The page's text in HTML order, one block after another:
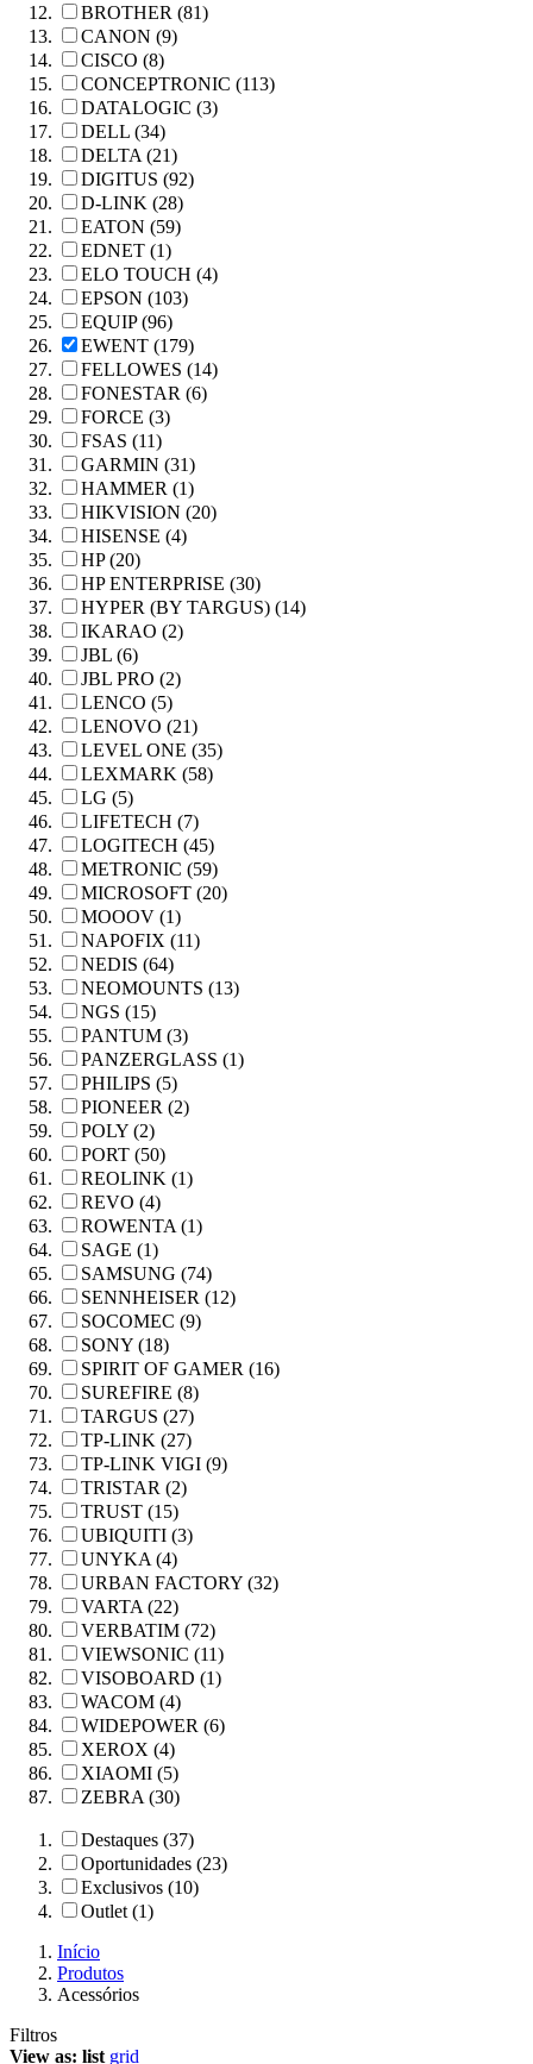
BROTHER (81)
CANON (9)
CISCO (8)
CONCEPTRONIC (113)
DATALOGIC (3)
DELL (34)
DELTA (21)
DIGITUS (92)
D-LINK (28)
EATON (59)
EDNET (1)
ELO TOUCH (4)
EPSON (103)
EQUIP (96)
EWENT (179)
FELLOWES (14)
FONESTAR (6)
FORCE (3)
FSAS (11)
GARMIN (31)
HAMMER (1)
HIKVISION (20)
HISENSE (4)
HP (20)
HP ENTERPRISE (30)
HYPER (BY TARGUS) (14)
IKARAO (2)
JBL (6)
JBL PRO (2)
LENCO (5)
LENOVO (21)
LEVEL ONE (35)
LEXMARK (58)
LG (5)
LIFETECH (7)
LOGITECH (45)
METRONIC (59)
MICROSOFT (20)
MOOOV (1)
NAPOFIX (11)
NEDIS (64)
NEOMOUNTS (13)
NGS (15)
PANTUM (3)
PANZERGLASS (1)
PHILIPS (5)
PIONEER (2)
POLY (2)
PORT (50)
REOLINK (1)
REVO (4)
ROWENTA (1)
SAGE (1)
SAMSUNG (74)
SENNHEISER (12)
SOCOMEC (9)
SONY (18)
SPIRIT OF GAMER (16)
SUREFIRE (8)
TARGUS (27)
TP-LINK (27)
TP-LINK VIGI (9)
TRISTAR (2)
TRUST (15)
UBIQUITI (3)
UNYKA (4)
URBAN FACTORY (32)
VARTA (22)
VERBATIM (72)
VIEWSONIC (11)
VISOBOARD (1)
WACOM (4)
WIDEPOWER (6)
XEROX (4)
XIAOMI (5)
ZEBRA (30)
Destaques (37)
Oportunidades (23)
Exclusivos (10)
Outlet (1)
Início
Produtos
Acessórios
Filtros
View as: list grid